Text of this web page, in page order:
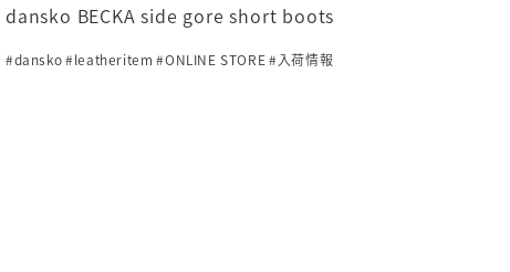
dansko BECKA side gore short boots
#dansko#leatheritem #ONLINE STORE#入荷情報